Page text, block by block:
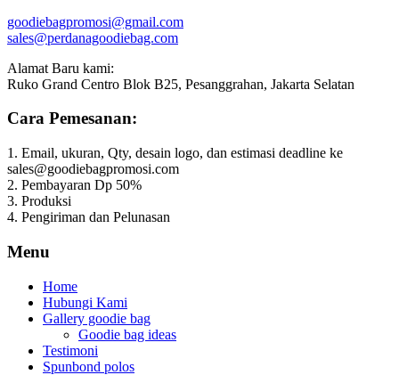
goodiebagpromosi@gmail.com
sales@perdanagoodiebag.com
Alamat Baru kami:
Ruko Grand Centro Blok B25, Pesanggrahan, Jakarta Selatan
Cara Pemesanan:
1. Email, ukuran, Qty, desain logo, dan estimasi deadline ke
sales@goodiebagpromosi.com
2. Pembayaran Dp 50%
3. Produksi
4. Pengiriman dan Pelunasan
Menu
Home
Hubungi Kami
Gallery goodie bag
Goodie bag ideas
Testimoni
Spunbond polos